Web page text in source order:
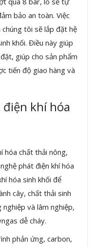
bảo an toàn. Việc
tôi sẽ lắp đặt hệ
khối. Điều này giúp
giúp cho sản phẩm
tiến độ giao hàng và
khí hóa
hóa chất thải nông,
phát điện khí hóa
hóa sinh khối để
cây, chất thải sinh
và lâm nghiệp,
dễ cháy.
phản ứng, carbon,